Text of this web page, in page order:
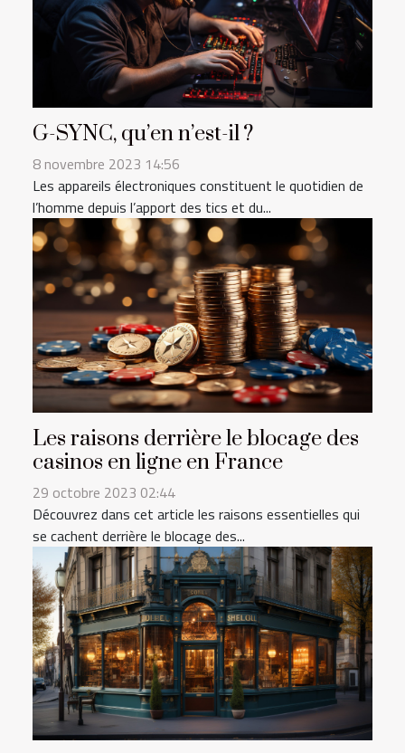
G-SYNC, qu’en n’est-il ?
8 novembre 2023 14:56
Les appareils électroniques constituent le quotidien de
l’homme depuis l’apport des tics et du...
Les raisons derrière le blocage des
casinos en ligne en France
29 octobre 2023 02:44
Découvrez dans cet article les raisons essentielles qui
se cachent derrière le blocage des...